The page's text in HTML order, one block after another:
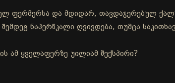
ფერმერსა და მდიდარ, თავდაჯერებულ
შემდეგ ნაპერწკალი ღვივდება, თუმცა
ამ ყველაფერზე უილიამ შექსპირი?